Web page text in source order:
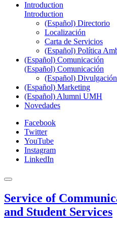
Introduction
Introduction
(Español) Directorio
Localización
Carta de Servicios
(Español) Política
(Español) Comunicación
(Español) Comunicación
(Español)
(Español) Marketing
(Español) Alumni UMH
Novedades
Facebook
Twitter
YouTube
Instagram
LinkedIn
Service of
and Student Services